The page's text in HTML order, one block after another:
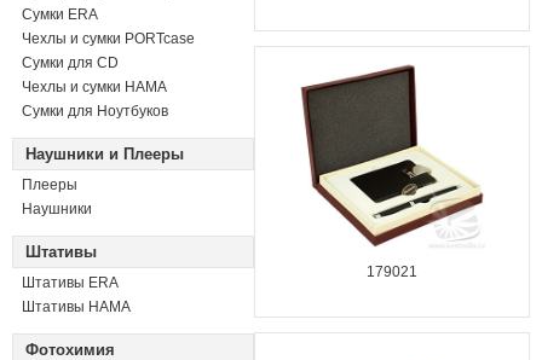
Сумки ERA
Чехлы и сумки PORTcase
Сумки для CD
Чехлы и сумки HAMA
Сумки для Ноутбуков
Наушники и Плееры
Плееры
Наушники
Штативы
Штативы ERA
Штативы HAMA
Фотохимия
179021